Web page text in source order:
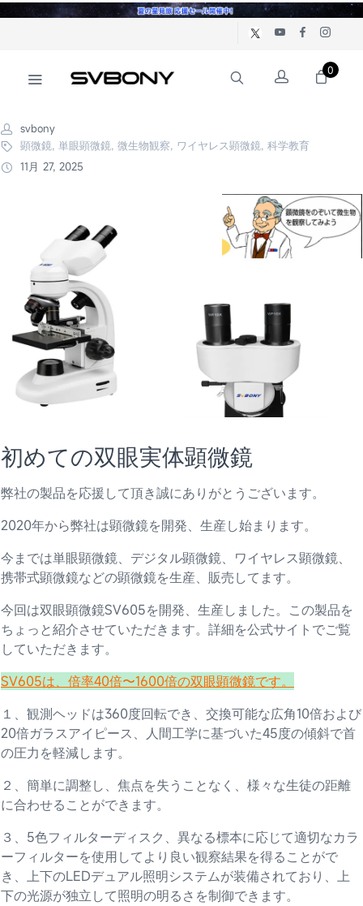
0
svbony
顕微鏡, 単眼顕微鏡, 微生物観察, ワイヤレス顕微鏡, 科学教育
11月 27, 2025
初めての双眼実体顕微鏡
弊社の製品を応援して頂き誠にありがとうございます。
2020年から弊社は顕微鏡を開発、生産し始まります。
今までは単眼顕微鏡、デジタル顕微鏡、ワイヤレス顕微鏡、
携帯式顕微鏡などの顕微鏡を生産、販売してます。
今回は双眼顕微鏡SV605を開発、生産しました。この製品を
ちょっと紹介させていただきます。詳細を公式サイトでご覧
していただきます。
SV605は、倍率40倍〜1600倍の双眼顕微鏡です。
１、観測ヘッドは360度回転でき、交換可能な広角10倍および
20倍ガラスアイピース、人間工学に基づいた45度の傾斜で首
の圧力を軽減します。
２、簡単に調整し、焦点を失うことなく、様々な生徒の距離
に合わせることができます。
３、5色フィルターディスク、異なる標本に応じて適切なカラ
ーフィルターを使用してより良い観察結果を得ることがで
き、上下のLEDデュアル照明システムが装備されており、上
下の光源が独立して照明の明るさを制御できます。